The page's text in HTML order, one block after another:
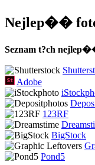
Nejlep��
Seznam t?ch
Adobe
123RF
BigStock
Pond5